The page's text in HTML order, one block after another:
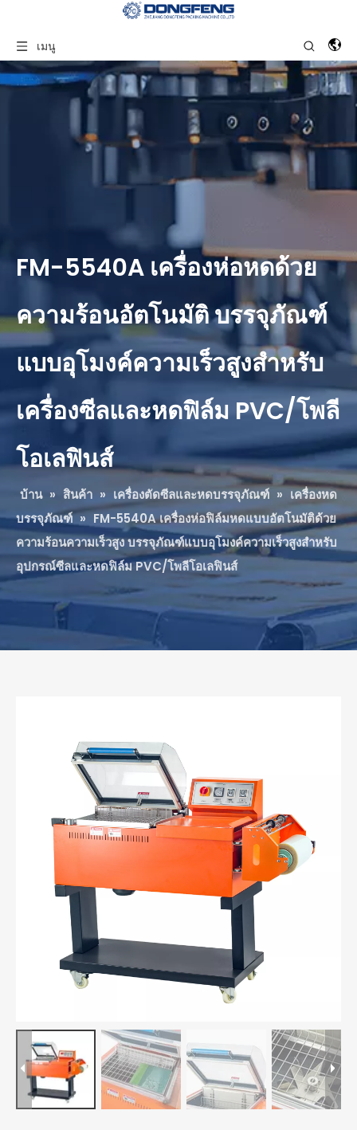
เมนู
FM-5540A เครื่องห่อหดด้วย
ความร้อนอัตโนมัติ บรรจุภัณฑ์
แบบอุโมงค์ความเร็วสูงสำหรับ
เครื่องซีลและหดฟิล์ม PVC/โพลี
โอเลฟินส์
บ้าน » สินค้า » เครื่องตัดซีลและหดบรรจุภัณฑ์ » เครื่องหด
บรรจุภัณฑ์ » FM-5540A เครื่องห่อฟิล์มหดแบบอัตโนมัติด้วย
ความร้อนความเร็วสูง บรรจุภัณฑ์แบบอุโมงค์ความเร็วสูงสำหรับ
อุปกรณ์ซีลและหดฟิล์ม PVC/โพลีโอเลฟินส์